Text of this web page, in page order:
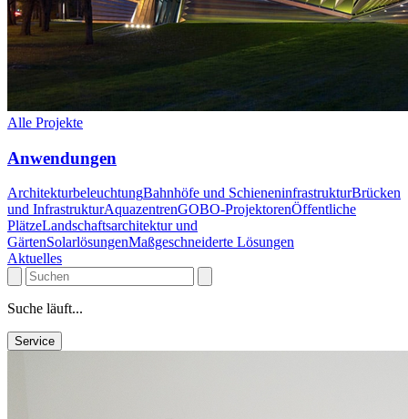
Alle Projekte
Anwendungen
ArchitekturbeleuchtungBahnhöfe und SchieneninfrastrukturBrücken
und InfrastrukturAquazentrenGOBO-ProjektorenÖffentliche
PlätzeLandschaftsarchitektur und
GärtenSolarlösungenMaßgeschneiderte Lösungen
Aktuelles
Suche läuft...
Service